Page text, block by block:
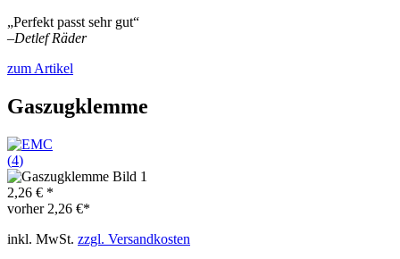
„Perfekt passt sehr gut“
–Detlef Räder
zum Artikel
Gaszugklemme
(4)
2,26 € *
vorher 2,26 €*
inkl. MwSt. zzgl. Versandkosten